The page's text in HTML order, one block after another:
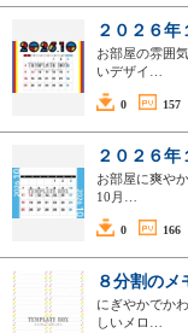
２０２６
お部屋の雰囲
いデザイ…
0 157
２０２６
お部屋に爽や
10月…
0 166
８分割のメ
にぎやかでか
しいメロ…